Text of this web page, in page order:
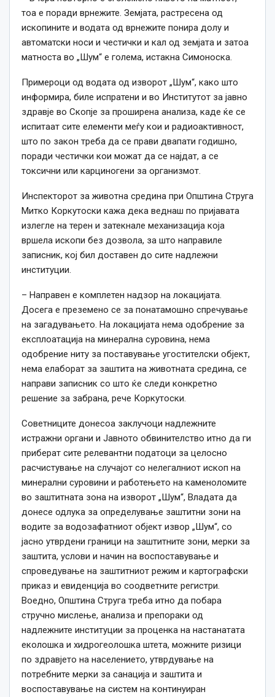
тоа е поради врнежите. Земјата, растресена од
ископините и водата од врнежите понира долу и
автоматски носи и честички и кал од земјата и затоа
матноста во „Шум“ е голема, истакна Симоноска.
Примероци од водата од изворот „Шум“, како што
информира, биле испратени и во Институтот за јавно
здравје во Скопје за проширена анализа, каде ќе се
испитаат сите елементи меѓу кои и радиоактивност,
што по закон треба да се прави двапати годишно,
поради честички кои можат да се најдат, а се
токсични или карциногени за организмот.
Инспекторот за животна средина при Општина Струга
Митко Коркутоски кажа дека веднаш по пријавата
излегле на терен и затекнале механизација која
вршела ископи без дозвола, за што направиле
записник, кој бил доставен до сите надлежни
институции.
– Направен е комплетен надзор на локацијата.
Досега е преземено се за понатамошно спречување
на загадувањето. На локацијата нема одобрение за
експлоатација на минерална суровина, нема
одобрение ниту за поставување угостителски објект,
нема елаборат за заштита на животната средина, се
направи записник со што ќе следи конкретно
решение за забрана, рече Коркутоски.
Советниците донесоа заклучоци надлежните
истражни органи и Јавното обвинителство итно да ги
приберат сите релевантни податоци за целосно
расчистување на случајот со нелегалниот ископ на
минерални суровини и работењето на каменоломите
во заштитната зона на изворот „Шум“, Владата да
донесе одлука за определување заштитни зони на
водите за водозафатниот објект извор „Шум“, со
јасно утврдени граници на заштитните зони, мерки за
заштита, услови и начин на воспоставување и
спроведување на заштитниот режим и картографски
приказ и евиденција во соодветните регистри.
Воедно, Општина Струга треба итно да побара
стручно мислење, анализа и препораки од
надлежните институции за проценка на настанатата
еколошка и хидрогеолошка штета, можните ризици
по здравјето на населението, утврдување на
потребните мерки за санација и заштита и
воспоставување на систем на континуиран